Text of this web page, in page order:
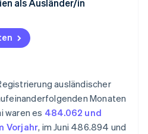
als Ausländer/in
Gründung eines
als Ausländer/in eine
gründen möchten?
in Spanien zu
zu sprechen?
ausländischer
Monaten
waren es 484.062 und
Vorjahr, im Juni 486.894 und